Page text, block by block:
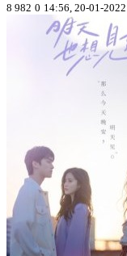
8 982 0 14:56, 20-01-2022